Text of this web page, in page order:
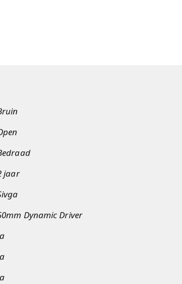
jaar
Dynamic Driver